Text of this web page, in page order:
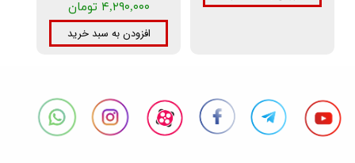
۴,۲۹۰,۰۰۰ تومان
افزودن به سبد خرید